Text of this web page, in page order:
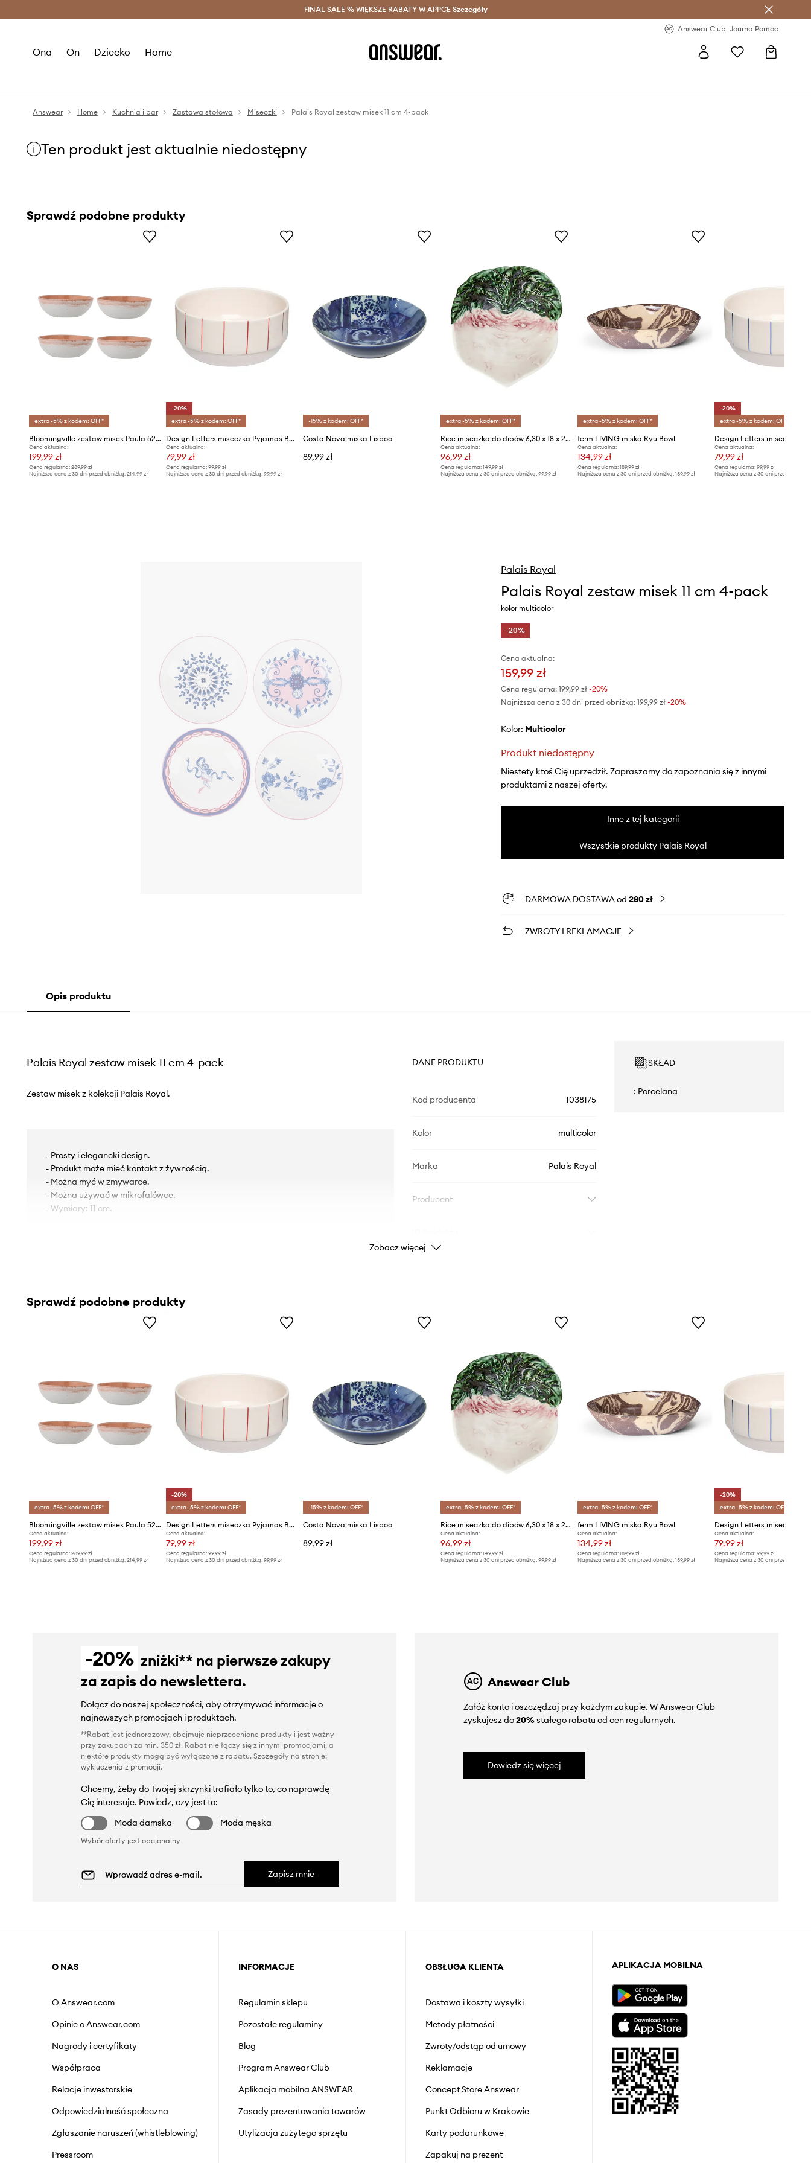
Oszczędzaj z Answear Club > Dostawa nawet w 24h >
FINAL SALE % WIĘKSZE RABATY W APPCE Szczegóły
Answear Club JournalPomoc
Ona On Dziecko Home
Answear Home Kuchnia i bar Zastawa stołowa Miseczki Palais Royal zestaw misek 11 cm 4-pack
Ten produkt jest aktualnie niedostępny
Sprawdź podobne produkty
extra -5% z kodem: OFF*
Bloomingville zestaw misek Paula 525 ml 4-pack
Cena aktualna:
199,99 zł
Cena regularna: 289,99 zł
Najniższa cena z 30 dni przed obniżką: 214,99 zł
-20%
extra -5% z kodem: OFF*
Design Letters miseczka Pyjamas Bowl 250 ml
Cena aktualna:
79,99 zł
Cena regularna:99,99 zł
Najniższa cena z 30 dni przed obniżką:99,99 zł
-15% z kodem: OFF*
Costa Nova miska Lisboa
89,99 zł
extra -5% z kodem: OFF*
Rice miseczka do dipów 6,30 x 18 x 20 cm
Cena aktualna:
96,99 zł
Cena regularna: 149,99 zł
Najniższa cena z 30 dni przed obniżką: 99,99 zł
extra -5% z kodem: OFF*
ferm LIVING miska Ryu Bowl
Cena aktualna:
134,99 zł
Cena regularna:189,99 zł
Najniższa cena z 30 dni przed obniżką:139,99 zł
-20%
extra -5% z kodem: OFF*
Cena aktualna:
79,99 zł
Cena regularna: 99,99 zł
Najniższa cena z 30 dni przed obniżką:
Palais Royal
Palais Royal zestaw misek 11 cm 4-pack
kolor multicolor
-20%
Cena aktualna:
159,99 zł
Cena regularna: 199,99 zł-20%
Najniższa cena z 30 dni przed obniżką: 199,99 zł -20%
Kolor: multicolor
Produkt niedostępny
Niestety ktoś Cię uprzedził. Zapraszamy do zapoznania się z innymi
produktami z naszej oferty.
Inne z tej kategorii
Wszystkie produkty Palais Royal
DARMOWA DOSTAWA od 280 zł
ZWROTY I REKLAMACJE
Opis produktu
Palais Royal zestaw misek 11 cm 4-pack
Zestaw misek z kolekcji Palais Royal.
- Prosty i elegancki design.
- Produkt może mieć kontakt z żywnością.
- Można myć w zmywarce.
- Można używać w mikrofalówce.
- Wymiary: 11 cm.
DANE PRODUKTU
Kod producenta 1038175
Kolor multicolor
Marka Palais Royal
Producent
SKŁAD
: Porcelana
Zobacz więcej
Sprawdź podobne produkty
extra -5% z kodem: OFF*
Bloomingville zestaw misek Paula 525 ml 4-pack
Cena aktualna:
199,99 zł
Cena regularna: 289,99 zł
Najniższa cena z 30 dni przed obniżką: 214,99 zł
-20%
extra -5% z kodem: OFF*
Design Letters miseczka Pyjamas Bowl 250 ml
Cena aktualna:
79,99 zł
Cena regularna:99,99 zł
Najniższa cena z 30 dni przed obniżką:99,99 zł
-15% z kodem: OFF*
Costa Nova miska Lisboa
89,99 zł
extra -5% z kodem: OFF*
Rice miseczka do dipów 6,30 x 18 x 20 cm
Cena aktualna:
96,99 zł
Cena regularna: 149,99 zł
Najniższa cena z 30 dni przed obniżką: 99,99 zł
extra -5% z kodem: OFF*
ferm LIVING miska Ryu Bowl
Cena aktualna:
134,99 zł
Cena regularna:189,99 zł
Najniższa cena z 30 dni przed obniżką:139,99 zł
-20%
extra -5% z kodem: OFF*
Cena aktualna:
79,99 zł
Cena regularna: 99,99 zł
Najniższa cena z 30 dni przed obniżką:
-20% zniżki** na pierwsze zakupy
za zapis do newslettera.
Dołącz do naszej społeczności, aby otrzymywać informacje o
najnowszych promocjach i produktach.
**Rabat jest jednorazowy, obejmuje nieprzecenione produkty i jest ważny
przy zakupach za min. 350 zł. Rabat nie łączy się z innymi promocjami, a
niektóre produkty mogą być wyłączone z rabatu. Szczegóły na stronie:
wykluczenia z promocji.
Chcemy, żeby do Twojej skrzynki trafiało tylko to, co naprawdę
Cię interesuje. Powiedz, czy jest to:
Moda damska
Moda męska
Wybór oferty jest opcjonalny
Zapisz mnie
Answear Club
Załóż konto i oszczędzaj przy każdym zakupie. W Answear Club
zyskujesz do20%stałego rabatu od cen regularnych.
Dowiedz się więcej
O NAS
O Answear.com
Opinie o Answear.com
Nagrody i certyfikaty
Współpraca
Relacje inwestorskie
Odpowiedzialność społeczna
Zgłaszanie naruszeń (whistleblowing)
Pressroom
INFORMACJE
Regulamin sklepu
Pozostałe regulaminy
Blog
Program Answear Club
Aplikacja mobilna ANSWEAR
Zasady prezentowania towarów
Utylizacja zużytego sprzętu
OBSŁUGA KLIENTA
Dostawa i koszty wysyłki
Metody płatności
Zwroty/odstąp od umowy
Reklamacje
Concept Store Answear
Punkt Odbioru w Krakowie
Karty podarunkowe
Zapakuj na prezent
APLIKACJA MOBILNA